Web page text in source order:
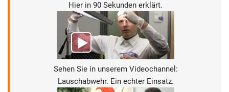
Hier in 90 Sekunden erklärt.
Sehen Sie in unserem Videochannel:
Lauschabwehr. Ein echter Einsatz.